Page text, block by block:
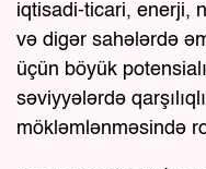
iqtisadi-ticari, enerji,
və digər sahələrdə
üçün böyük
səviyyələrdə
mökləmlənməsində